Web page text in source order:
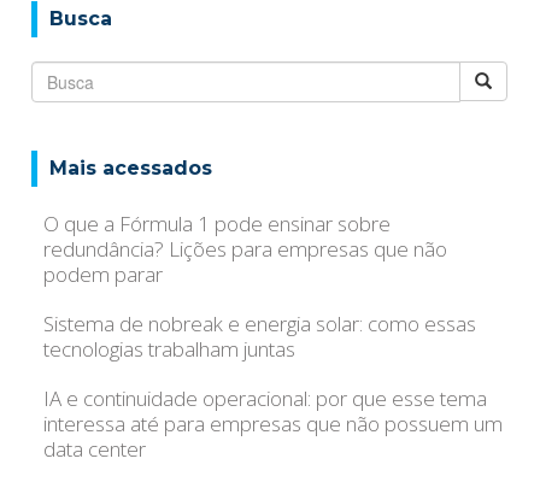
Busca
Mais acessados
O que a Fórmula 1 pode ensinar sobre
redundância? Lições para empresas que não
podem parar
Sistema de nobreak e energia solar: como essas
tecnologias trabalham juntas
IA e continuidade operacional: por que esse tema
interessa até para empresas que não possuem um
data center